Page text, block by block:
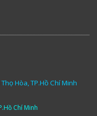
Hòa, TP.Hồ Chí Minh
Chí Minh